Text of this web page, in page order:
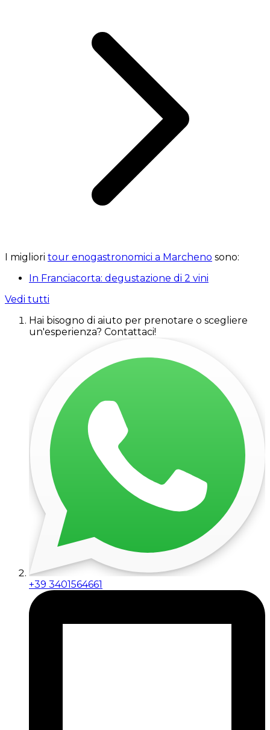
I migliori tour enogastronomici a Marcheno sono:
In Franciacorta: degustazione di 2 vini
Vedi tutti
Hai bisogno di aiuto per prenotare o scegliere
un'esperienza? Contattaci!
+39 3401564661